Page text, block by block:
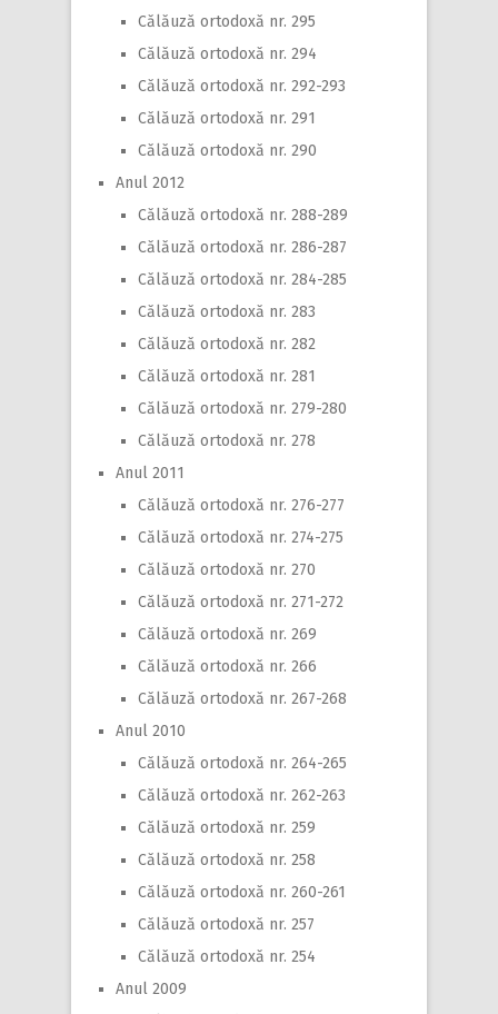
Călăuză ortodoxă nr. 295
Călăuză ortodoxă nr. 294
Călăuză ortodoxă nr. 292-293
Călăuză ortodoxă nr. 291
Călăuză ortodoxă nr. 290
Anul 2012
Călăuză ortodoxă nr. 288-289
Călăuză ortodoxă nr. 286-287
Călăuză ortodoxă nr. 284-285
Călăuză ortodoxă nr. 283
Călăuză ortodoxă nr. 282
Călăuză ortodoxă nr. 281
Călăuză ortodoxă nr. 279-280
Călăuză ortodoxă nr. 278
Anul 2011
Călăuză ortodoxă nr. 276-277
Călăuză ortodoxă nr. 274-275
Călăuză ortodoxă nr. 270
Călăuză ortodoxă nr. 271-272
Călăuză ortodoxă nr. 269
Călăuză ortodoxă nr. 266
Călăuză ortodoxă nr. 267-268
Anul 2010
Călăuză ortodoxă nr. 264-265
Călăuză ortodoxă nr. 262-263
Călăuză ortodoxă nr. 259
Călăuză ortodoxă nr. 258
Călăuză ortodoxă nr. 260-261
Călăuză ortodoxă nr. 257
Călăuză ortodoxă nr. 254
Anul 2009